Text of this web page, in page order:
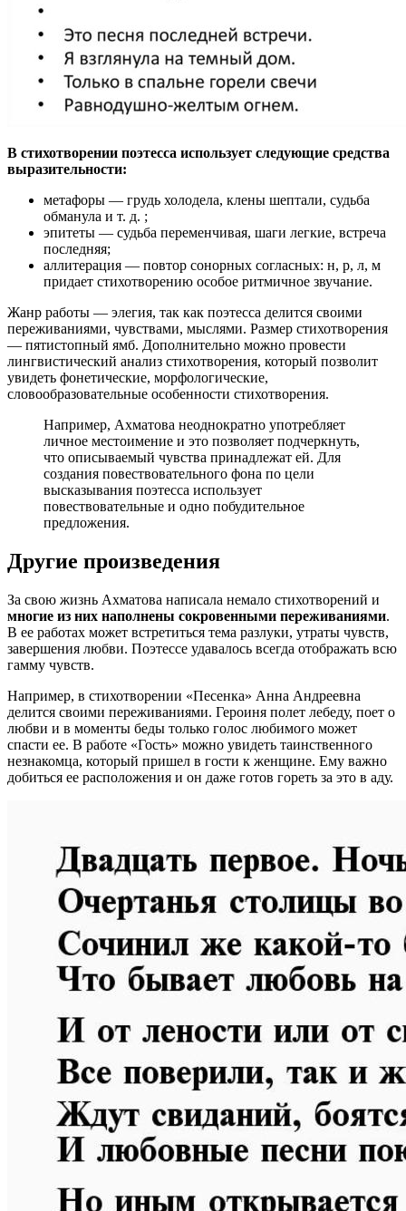
В стихотворении поэтесса использует следующие средства
выразительности:
метафоры — грудь холодела, клены шептали, судьба
обманула и т. д. ;
эпитеты — судьба переменчивая, шаги легкие, встреча
последняя;
аллитерация — повтор сонорных согласных: н, р, л, м
придает стихотворению особое ритмичное звучание.
Жанр работы — элегия, так как поэтесса делится своими
переживаниями, чувствами, мыслями. Размер стихотворения
— пятистопный ямб. Дополнительно можно провести
лингвистический анализ стихотворения, который позволит
увидеть фонетические, морфологические,
словообразовательные особенности стихотворения.
Например, Ахматова неоднократно употребляет
личное местоимение и это позволяет подчеркнуть,
что описываемый чувства принадлежат ей. Для
создания повествовательного фона по цели
высказывания поэтесса использует
повествовательные и одно побудительное
предложения.
Другие произведения
За свою жизнь Ахматова написала немало стихотворений и
многие из них наполнены сокровенными переживаниями.
В ее работах может встретиться тема разлуки, утраты чувств,
завершения любви. Поэтессе удавалось всегда отображать всю
гамму чувств.
Например, в стихотворении «Песенка» Анна Андреевна
делится своими переживаниями. Героиня полет лебеду, поет о
любви и в моменты беды только голос любимого может
спасти ее. В работе «Гость» можно увидеть таинственного
незнакомца, который пришел в гости к женщине. Ему важно
добиться ее расположения и он даже готов гореть за это в аду.